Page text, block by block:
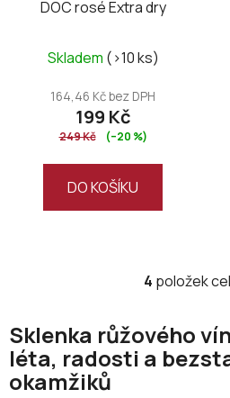
DOC rosé Extra dry
Skladem (>10 ks)
164,46 Kč bez DPH
199 Kč
249 Kč (–20 %)
DO KOŠÍKU
O
l
á
d
4 položek
Sklenka růžového
léta, radosti a
okamžiků